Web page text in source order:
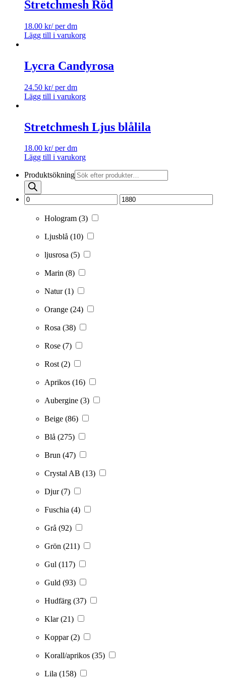
Stretchmesh Röd
18.00 kr/ per dm
Lägg till i varukorg
Lycra Candyrosa
24.50 kr/ per dm
Lägg till i varukorg
Stretchmesh Ljus blålila
18.00 kr/ per dm
Lägg till i varukorg
Produktsökning
Hologram (3)
Ljusblå (10)
ljusrosa (5)
Marin (8)
Natur(1)
Orange (24)
Rosa (38)
Rose (7)
Rost(2)
Aprikos (16)
Aubergine (3)
Beige (86)
Blå (275)
Brun (47)
Crystal AB (13)
Djur(7)
Fuschia (4)
Grå (92)
Grön (211)
Gul (117)
Guld (93)
Hudfärg (37)
Klar(21)
Koppar(2)
Korall/aprikos (35)
Lila (158)